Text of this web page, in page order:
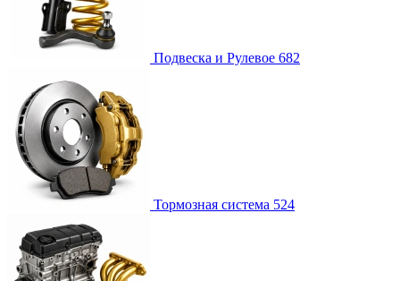
Подвеска и Рулевое 682
Тормозная система 524